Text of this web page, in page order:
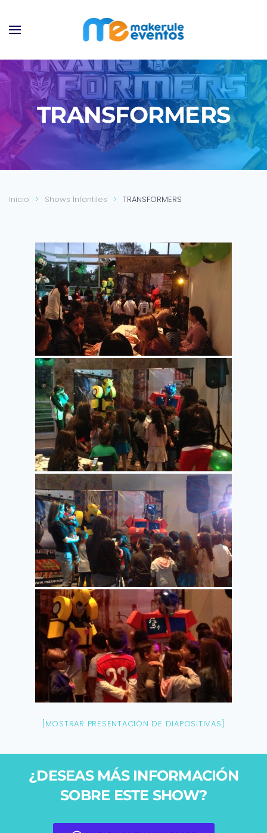
Ir al contenido principal
TRANSFORMERS
Inicio Shows Infantiles TRANSFORMERS
[MOSTRAR PRESENTACIÓN DE DIAPOSITIVAS]
¿DESEAS MÁS INFORMACIÓN
SOBRE ESTE SHOW?